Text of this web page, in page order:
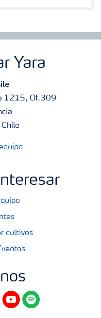
Yara
1215, Of.309
cultivos
youtubespotify